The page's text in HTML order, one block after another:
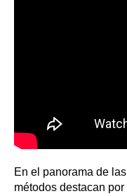
En el panorama de
métodos destacan